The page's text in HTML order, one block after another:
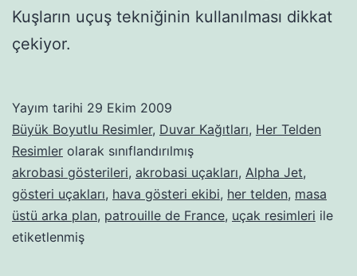
Kuşların uçuş tekniğinin kullanılması dikkat
çekiyor.
Yayım tarihi 29 Ekim 2009
Büyük Boyutlu Resimler, Duvar Kağıtları, Her Telden
Resimler olarak sınıflandırılmış
akrobasi gösterileri, akrobasi uçakları, Alpha Jet,
gösteri uçakları, hava gösteri ekibi, her telden, masa
üstü arka plan, patrouille de France, uçak resimleri ile
etiketlenmiş